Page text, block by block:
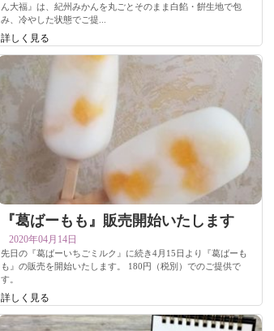
ん大福』は、紀州みかんを丸ごとそのまま白餡・餠生地で包
み、冷やした状態でご提...
詳しく見る
『葛ばーもも』販売開始いたします
2020年04月14日
先日の『葛ばーいちごミルク』に続き4月15日より『葛ばーも
も』の販売を開始いたします。 180円（税別）でのご提供で
す。
詳しく見る